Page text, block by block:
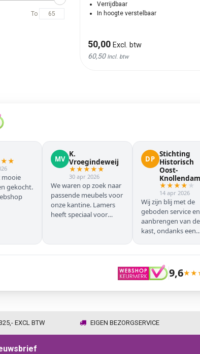
To
Verrijdbaar
In hoogte verstelbaar
50,00 Excl. btw
60,50 Incl. btw
★★
mooie
gekocht.
MV
K.
Vroegindeweij
★★★★★
30 apr 2026
We waren op zoek naar
passende meubels voor
onze kantine. Lamers
heeft speciaal voor
zodat we geen beuken
met eiken door elkaar
DP
Stichting
Historisch
Oost-
Knollendam
★★★★ ★
14 apr 2026
Wij zijn blij met de
geboden service
aanbrengen van de
kast, ondanks een
wij dit vooraf
maar dat ging
problemen.
9,6★★
EXCL BTW EIGEN BEZORGSERVICE